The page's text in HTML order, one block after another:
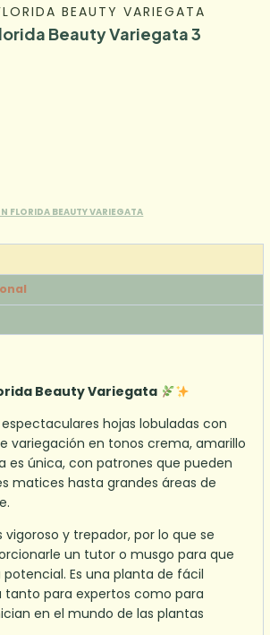
BEAUTY VARIEGATA
Beauty Variegata 3
FLORIDA BEAUTY VARIEGATA
Beauty Variegata
hojas lobuladas con
variegación en tonos crema, amarillo
es única, con patrones que pueden
matices hasta grandes áreas de
y trepador, por lo que se
un tutor o musgo para que
Es una planta de fácil
para expertos como para
en el mundo de las plantas